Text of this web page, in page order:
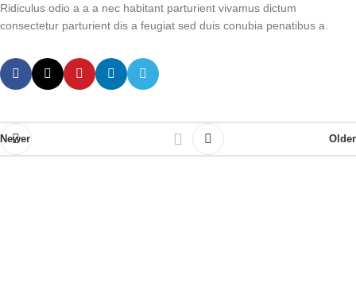
Ridiculus odio a a a nec habitant parturient vivamus dictum
consectetur parturient dis a feugiat sed duis conubia penatibus a.
Newer Older